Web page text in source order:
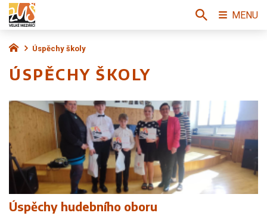
Úspěchy školy
ÚSPĚCHY ŠKOLY
Úspěchy hudebního oboru
MENU